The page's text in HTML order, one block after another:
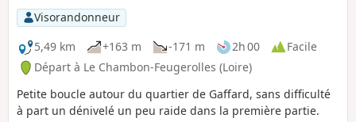
Visorandonneur
5,49 km
+163 m -171 m 2h 00
Facile
Départ à Le Chambon-Feugerolles (Loire)
Petite boucle autour du quartier de Gaffard, sans difficulté
à part un dénivelé un peu raide dans la première partie.